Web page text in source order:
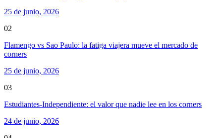
25 de junio, 2026
02
Flamengo vs Sao Paulo: la fatiga viajera mueve el mercado de
corners
25 de junio, 2026
03
Estudiantes-Independiente: el valor que nadie lee en los corners
24 de junio, 2026